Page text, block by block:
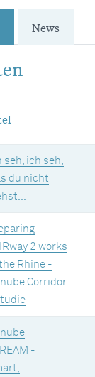
News
seh, ich seh,
du nicht
2 works
Rhine -
Corridor
-